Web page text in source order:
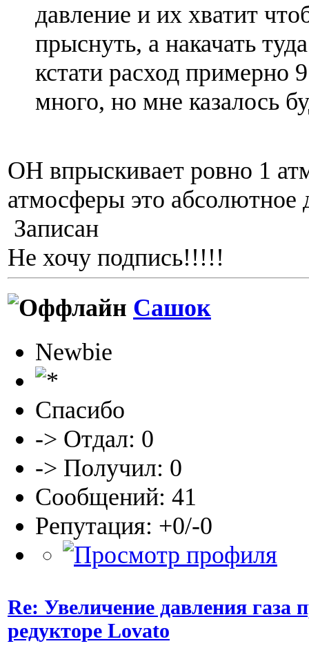
давление и их хватит
прыснуть, а накачать
кстати расход примерно
много, но мне казалось
ОН впрыскивает ровно 1
атмосферы это абсолютное
Записан
Не хочу подпись!!!!!
Сашок
Newbie
Спасибо
-> Отдал: 0
-> Получил: 0
Сообщений: 41
Репутация: +0/-0
Re: Увеличение давления газа
редукторе Lovato